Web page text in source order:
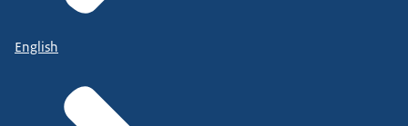
English